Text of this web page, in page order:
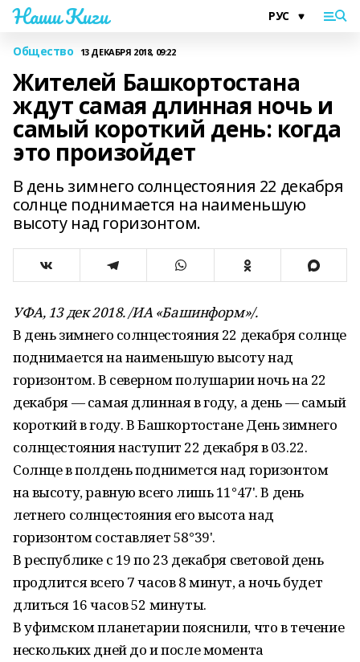
Наши Киги
Общество 13 ДЕКАБРЯ 2018, 09:22
Жителей Башкортостана
ждут самая длинная ночь и
самый короткий день: когда
это произойдет
В день зимнего солнцестояния 22 декабря
солнце поднимается на наименьшую
высоту над горизонтом.
УФА, 13 дек 2018. /ИА «Башинформ»/.
В день зимнего солнцестояния 22 декабря солнце
поднимается на наименьшую высоту над
горизонтом. В северном полушарии ночь на 22
декабря — самая длинная в году, а день — самый
короткий в году. В Башкортостане День зимнего
солнцестояния наступит 22 декабря в 03.22.
Солнце в полдень поднимется над горизонтом
на высоту, равную всего лишь 11°47'. В день
летнего солнцестояния его высота над
горизонтом составляет 58°39'.
В республике с 19 по 23 декабря световой день
продлится всего 7 часов 8 минут, а ночь будет
длиться 16 часов 52 минуты.
В уфимском планетарии пояснили, что в течение
нескольких дней до и после момента